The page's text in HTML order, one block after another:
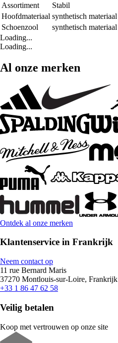
Assortiment
Stabil
Hoofdmateriaal synthetisch materiaal
Schoenzool
synthetisch materiaal
Loading...
Loading...
Al onze merken
Ontdek al onze merken
Klantenservice in Frankrijk
Neem contact op
11 rue Bernard Maris
37270 Montlouis-sur-Loire, Frankrijk
+33 1 86 47 62 58
Veilig betalen
Koop met vertrouwen op onze site